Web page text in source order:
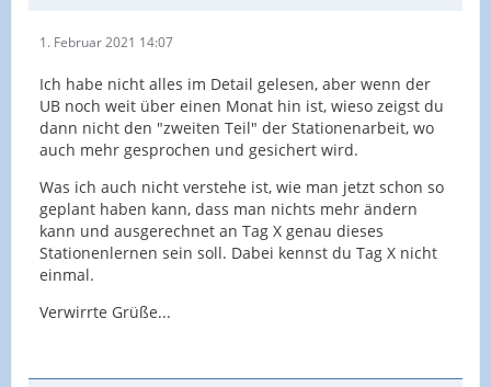
1. Februar 2021 14:07
Ich habe nicht alles im Detail gelesen, aber wenn der
UB noch weit über einen Monat hin ist, wieso zeigst du
dann nicht den "zweiten Teil" der Stationenarbeit, wo
auch mehr gesprochen und gesichert wird.
Was ich auch nicht verstehe ist, wie man jetzt schon so
geplant haben kann, dass man nichts mehr ändern
kann und ausgerechnet an Tag X genau dieses
Stationenlernen sein soll. Dabei kennst du Tag X nicht
einmal.
Verwirrte Grüße...